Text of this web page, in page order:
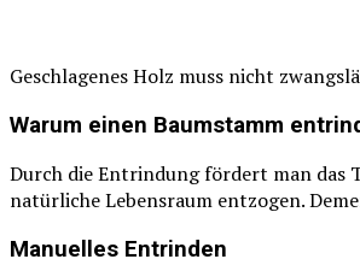
Geschlagenes Holz muss nicht
Warum einen Baumstamm
Durch die Entrindung fördert man das
natürliche Lebensraum entzogen.
Manuelles Entrinden